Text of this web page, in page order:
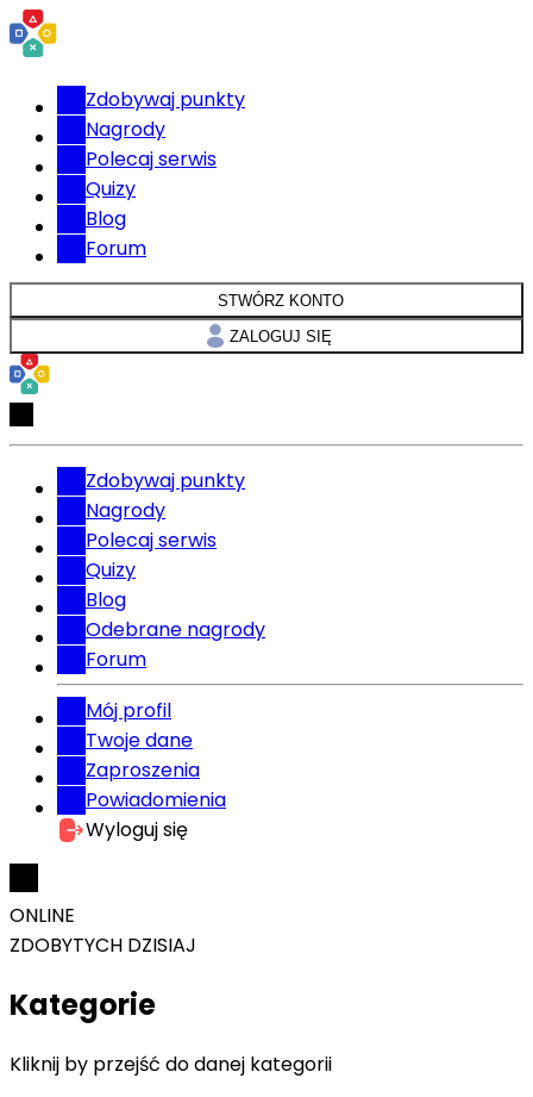
Zdobywaj punkty
Nagrody
Polecaj serwis
Quizy
Blog
Forum
STWÓRZ KONTO
ZALOGUJ SIĘ
Zdobywaj punkty
Nagrody
Polecaj serwis
Quizy
Blog
Odebrane nagrody
Forum
Mój profil
Twoje dane
Zaproszenia
Powiadomienia
Wyloguj się
ONLINE
ZDOBYTYCH DZISIAJ
Kategorie
Kliknij by przejść do danej kategorii